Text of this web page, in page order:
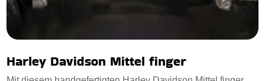
Harley Davidson Mittel finger